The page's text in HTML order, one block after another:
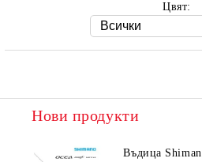
Цвят:
Нови продукти
Въдица